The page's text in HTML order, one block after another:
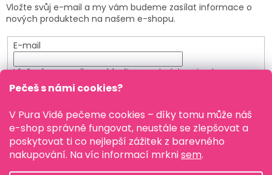
Pečeš s námi cookies?
V Pura Vidě pečeme cookies – díky tomu může náš
e-shop správně fungovat, neustále se zlepšovat a
poskytovat ti co nejlepší zážitek z barevného
nakupování. Na víc informací mrknisem.
Vložte svůj e-mail a my vám budeme zasílat informace o
nových produktech na našem e-shopu.
E-mail
Vložením e-mailu souhlasíte spodmínkami ochrany
osobních údajů
PŘIHLÁSIT SE